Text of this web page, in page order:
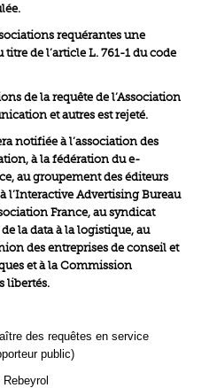
requérantes une
de l’article L. 761-1 du code
de la requête de l’Association
et autres est rejeté.
notifiée à l’association des
à la fédération du e-
au groupement des éditeurs
l’Interactive Advertising Bureau
France, au syndicat
la data à la logistique, au
des entreprises de conseil et
et à la Commission
libertés.
des requêtes en service
public)